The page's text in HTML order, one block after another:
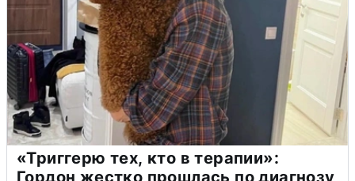
«Триггерю тех, кто в терапии»:
Гордон жестко прошлась по диагнозу